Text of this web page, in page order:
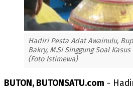
Hadiri Pesta Adat Awainulu,
Bakry, M.Si Singgung Soal
(Foto Istimewa)
BUTON, BUTONSATU.com -